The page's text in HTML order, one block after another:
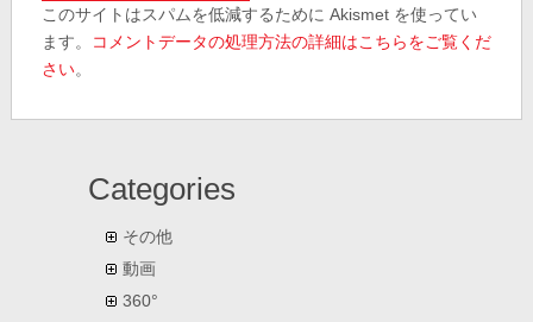
このサイトはスパムを低減するために Akismet を使ってい
ます。
コメントデータの処理方法の詳細はこちらをご覧くだ
さい。
Categories
その他
動画
360°